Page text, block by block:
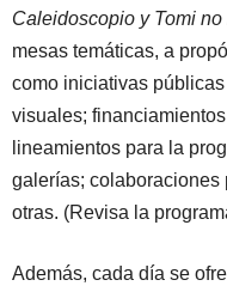
Caleidoscopio y Tomi no
mesas temáticas, a
como iniciativas
visuales;
lineamientos para la
galerías; colaboraciones
otras. (Revisa la
Además, cada día se